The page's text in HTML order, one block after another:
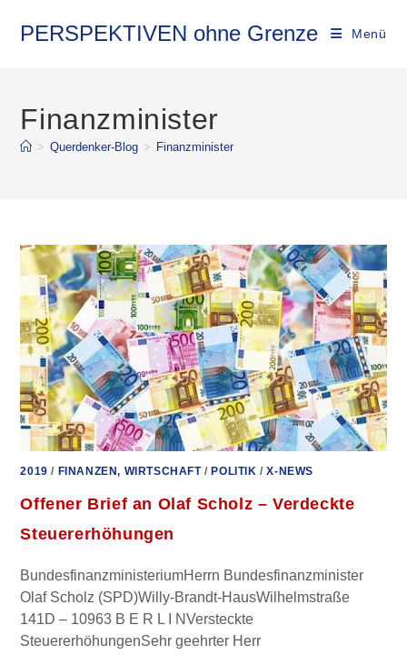
InhaltPERSPEKTIVEN ohne Grenze Menü
Finanzminister
> Querdenker-Blog > Finanzminister
2019 / FINANZEN, WIRTSCHAFT/POLITIK /X-NEWS
Offener Brief an Olaf Scholz – Verdeckte
Steuererhöhungen
BundesfinanzministeriumHerrn Bundesfinanzminister
Olaf Scholz (SPD)Willy-Brandt-HausWilhelmstraße
141D – 10963 B E R L I NVersteckte
SteuererhöhungenSehr geehrter Herr